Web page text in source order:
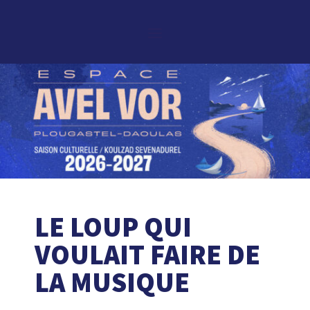
LE LOUP QUI
VOULAIT FAIRE DE
LA MUSIQUE